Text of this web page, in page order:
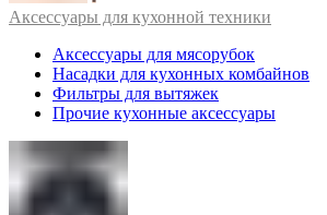
Аксессуары для кухонной техники
Аксессуары для мясорубок
Насадки для кухонных комбайнов
Фильтры для вытяжек
Прочие кухонные аксессуары